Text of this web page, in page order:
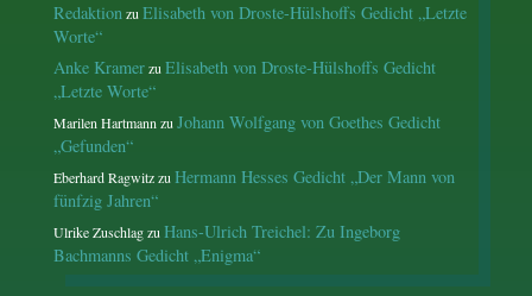
RedaktionzuElisabeth von Droste-Hülshoffs Gedicht „Letzte
Worte“
Anke KramerzuElisabeth von Droste-Hülshoffs Gedicht
„Letzte Worte“
Marilen HartmannzuJohann Wolfgang von Goethes Gedicht
„Gefunden“
Eberhard RagwitzzuHermann Hesses Gedicht „Der Mann von
fünfzig Jahren“
Ulrike ZuschlagzuHans-Ulrich Treichel: Zu Ingeborg
Bachmanns Gedicht „Enigma“